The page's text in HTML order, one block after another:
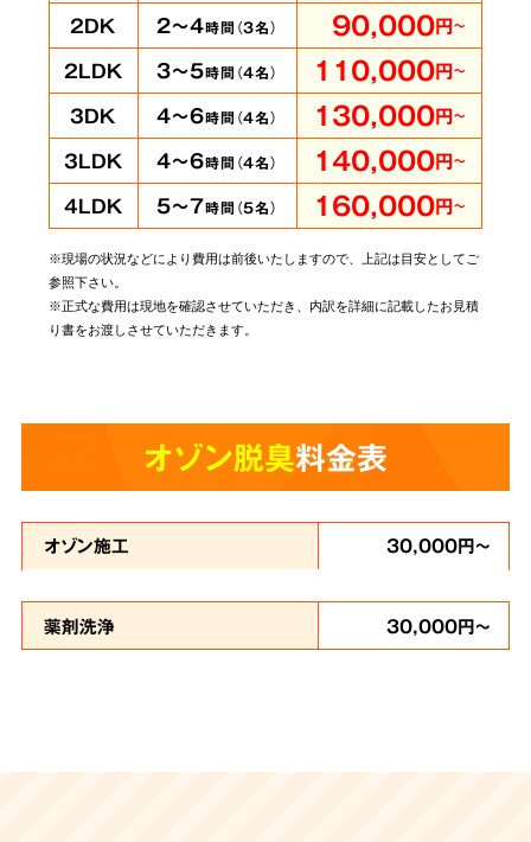
2DK 2～4時間（3名） 90,000円～
2LDK 3～5時間（4名） 110,000円～
3DK 4～6時間（4名） 130,000円～
3LDK 4～6時間（4名） 140,000円～
4LDK 5～7時間（5名） 160,000円～
※現場の状況などにより費用は前後いたしますので、上記は目安としてご
参照下さい。
※正式な費用は現地を確認させていただき、内訳を詳細に記載したお見積
り書をお渡しさせていただきます。
オゾン脱臭料金表
オゾン施工 30,000円～
薬剤洗浄 30,000円～